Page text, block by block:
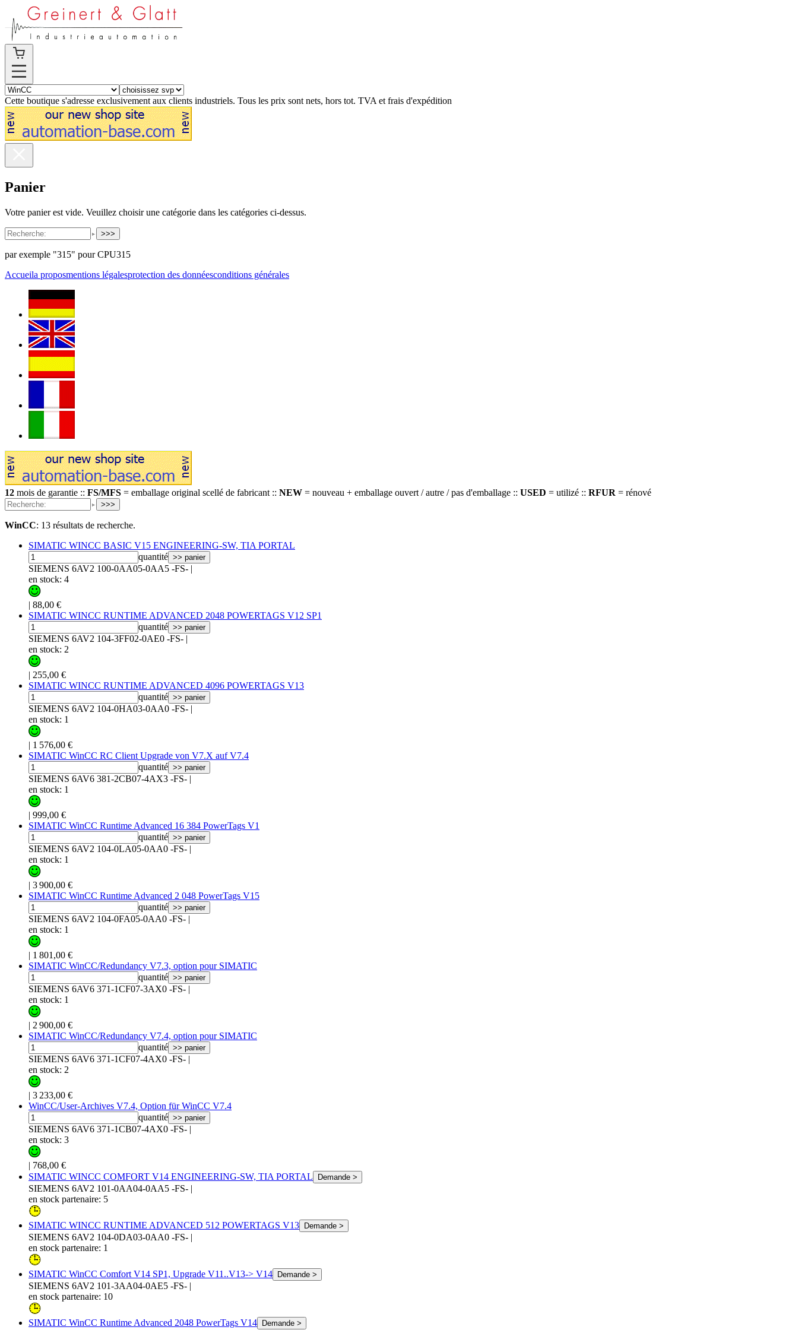
Cette boutique s'adresse exclusivement aux clients industriels. Tous les prix sont nets, hors tot. TVA et frais d'expédition
Panier
Votre panier est vide. Veuillez choisir une catégorie dans les catégories ci-dessus.
>>>
par exemple "315" pour CPU315
Accueila proposmentions légalesprotection des donnéesconditions générales
12 mois de garantie :: FS/MFS = emballage original scellé de fabricant :: NEW = nouveau + emballage ouvert / autre / pas d'emballage :: USED = utilizé :: RFUR = rénové
>>>
WinCC: 13 résultats de recherche.
SIMATIC WINCC BASIC V15 ENGINEERING-SW, TIA PORTAL
quantité >> panier
SIEMENS 6AV2 100-0AA05-0AA5 -FS- |
en stock: 4
| 88,00 €
SIMATIC WINCC RUNTIME ADVANCED 2048 POWERTAGS V12 SP1
quantité >> panier
SIEMENS 6AV2 104-3FF02-0AE0 -FS- |
en stock: 2
| 255,00 €
SIMATIC WINCC RUNTIME ADVANCED 4096 POWERTAGS V13
quantité >> panier
SIEMENS 6AV2 104-0HA03-0AA0 -FS- |
en stock: 1
| 1 576,00 €
SIMATIC WinCC RC Client Upgrade von V7.X auf V7.4
quantité >> panier
SIEMENS 6AV6 381-2CB07-4AX3 -FS- |
en stock: 1
| 999,00 €
SIMATIC WinCC Runtime Advanced 16 384 PowerTags V1
quantité >> panier
SIEMENS 6AV2 104-0LA05-0AA0 -FS- |
en stock: 1
| 3 900,00 €
SIMATIC WinCC Runtime Advanced 2 048 PowerTags V15
quantité >> panier
SIEMENS 6AV2 104-0FA05-0AA0 -FS- |
en stock: 1
| 1 801,00 €
SIMATIC WinCC/Redundancy V7.3, option pour SIMATIC
quantité >> panier
SIEMENS 6AV6 371-1CF07-3AX0 -FS- |
en stock: 1
| 2 900,00 €
SIMATIC WinCC/Redundancy V7.4, option pour SIMATIC
quantité >> panier
SIEMENS 6AV6 371-1CF07-4AX0 -FS- |
en stock: 2
| 3 233,00 €
WinCC/User-Archives V7.4, Option für WinCC V7.4
quantité >> panier
SIEMENS 6AV6 371-1CB07-4AX0 -FS- |
en stock: 3
| 768,00 €
SIMATIC WINCC COMFORT V14 ENGINEERING-SW, TIA PORTAL
Demande >
SIEMENS 6AV2 101-0AA04-0AA5 -FS- |
en stock partenaire: 5
SIMATIC WINCC RUNTIME ADVANCED 512 POWERTAGS V13 Demande >
SIEMENS 6AV2 104-0DA03-0AA0 -FS- |
en stock partenaire: 1
SIMATIC WinCC Comfort V14 SP1, Upgrade V11..V13-> V14 Demande >
SIEMENS 6AV2 101-3AA04-0AE5 -FS- |
en stock partenaire: 10
SIMATIC WinCC Runtime Advanced 2048 PowerTags V14 Demande >